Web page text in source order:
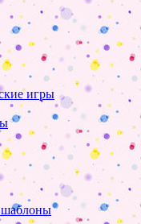
игры
шаблоны